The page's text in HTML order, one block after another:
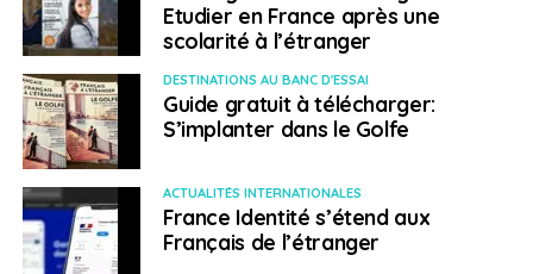
dernier, en particulier vers les États-Unis et l’Australie,
très prisés des jeunes.
Lui écrire : lucas.debondelon@hotmail.fr
Aller plus loin
Business France, l’agence chargée des VIE
Etudier en France après une
scolarité à l’étranger
DESTINATIONS AU BANC D'ESSAI
Guide gratuit à télécharger:
S’implanter dans le Golfe
ACTUALITÉS INTERNATIONALES
France Identité s’étend aux
Français de l’étranger